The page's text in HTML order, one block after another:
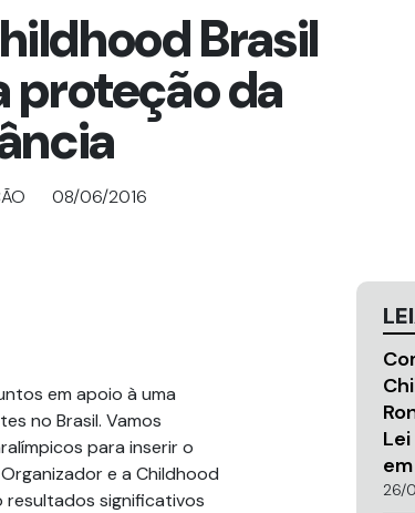
Brasil
proteção da
08/06/2016
em apoio à uma
no Brasil. Vamos
para inserir o
e a Childhood
resultados significativos
26/